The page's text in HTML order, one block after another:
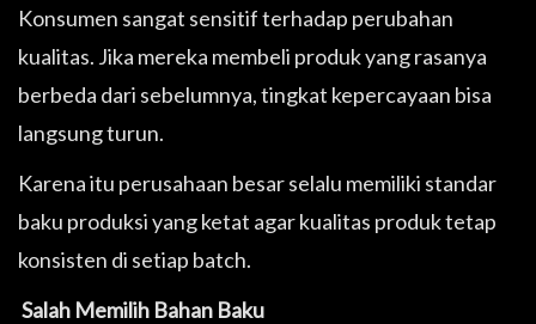
Konsumen sangat sensitif terhadap perubahan
kualitas. Jika mereka membeli produk yang rasanya
berbeda dari sebelumnya, tingkat kepercayaan bisa
langsung turun.
Karena itu perusahaan besar selalu memiliki standar
baku produksi yang ketat agar kualitas produk tetap
konsisten di setiap batch.
Salah Memilih Bahan Baku